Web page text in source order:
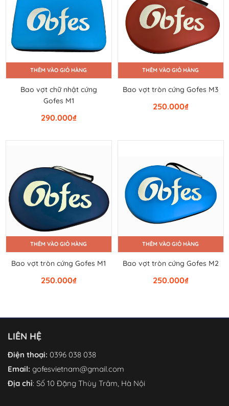
THÊM VÀO GIỎ HÀNG
Bao vợt chữ nhật cứng
Gofes M1
₫
290.000
THÊM VÀO GIỎ HÀNG
Bao vợt tròn cứng Gofes M3
₫
250.000
THÊM VÀO GIỎ HÀNG
Bao vợt tròn cứng Gofes M1
₫
250.000
THÊM VÀO GIỎ HÀNG
Bao vợt tròn cứng Gofes M2
₫
250.000
LIÊN HỆ
Điện thoại: 0396 038 038
Email: gofesvietnam@gmail.com
Địa chỉ: Số 10 Đặng Thùy Trâm, Hà Nội